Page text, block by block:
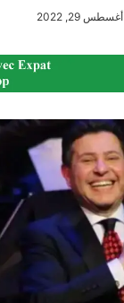
أغسطس 29, 2022